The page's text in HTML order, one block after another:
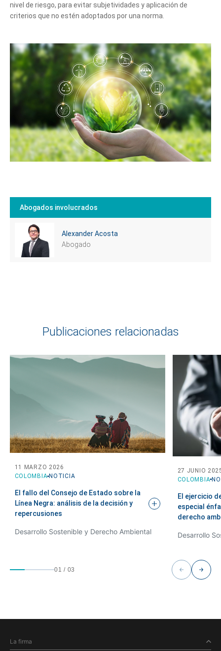
nivel de riesgo, para evitar subjetividades y aplicación de
criterios que no estén adoptados por una norma.
Abogados involucrados
Alexander Acosta
Abogado
Publicaciones relacionadas
COLOMBIA NOTICIA
11 MARZO 2026
El fallo del Consejo de Estado sobre la
Línea Negra: análisis de la decisión y
repercusiones
Desarrollo Sostenible y Derecho Ambiental
COLOMBIA
27 JUNIO
El ejercicio
especial
derecho
Desarrollo
01 / 03
La firma